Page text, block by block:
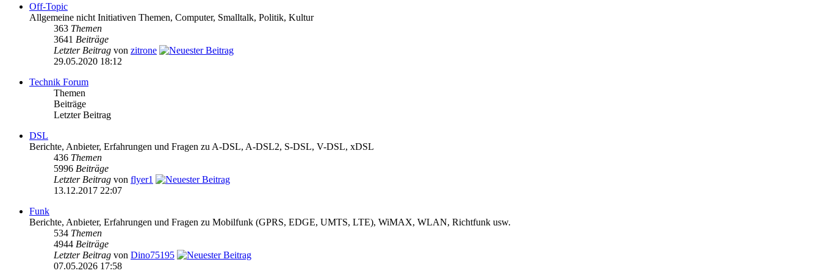
Off-Topic
Allgemeine nicht Initiativen Themen, Computer, Smalltalk, Politik, Kultur
363 Themen
3641 Beiträge
Letzter Beitrag von zitrone
29.05.2020 18:12
Technik Forum
Themen
Beiträge
Letzter Beitrag
DSL
Berichte, Anbieter, Erfahrungen und Fragen zu A-DSL, A-DSL2, S-DSL, V-DSL, xDSL
436 Themen
5996 Beiträge
Letzter Beitrag von flyer1
13.12.2017 22:07
Funk
Berichte, Anbieter, Erfahrungen und Fragen zu Mobilfunk (GPRS, EDGE, UMTS, LTE), WiMAX, WLAN, Richtfunk usw.
534 Themen
4944 Beiträge
Letzter Beitrag von Dino75195
07.05.2026 17:58